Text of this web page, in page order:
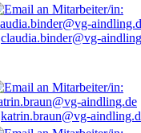
claudia.binder@vg-
katrin.braun@vg-